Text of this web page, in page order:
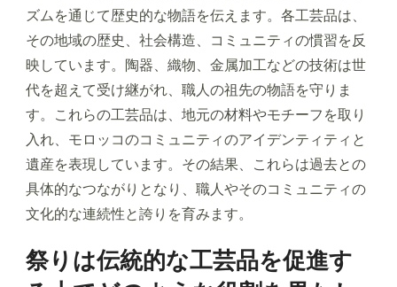
ズムを通じて歴史的な物語を伝えます。各工芸品は、
その地域の歴史、社会構造、コミュニティの慣習を反
映しています。陶器、織物、金属加工などの技術は世
代を超えて受け継がれ、職人の祖先の物語を守りま
す。これらの工芸品は、地元の材料やモチーフを取り
入れ、モロッコのコミュニティのアイデンティティと
遺産を表現しています。その結果、これらは過去との
具体的なつながりとなり、職人やそのコミュニティの
文化的な連続性と誇りを育みます。
祭りは伝統的な工芸品を促進す